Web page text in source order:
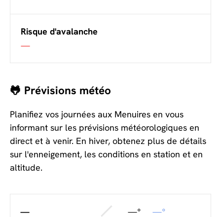
Risque d'avalanche
—
🐸 Prévisions météo
Planifiez vos journées aux Menuires en vous
informant sur les prévisions météorologiques en
direct et à venir. En hiver, obtenez plus de détails
sur l'enneigement, les conditions en station et en
altitude.
— —° —°